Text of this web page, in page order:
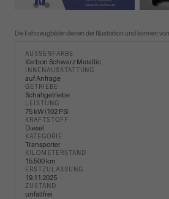
Die Fahrzeugbilder dienen der Illustration und können
AUSSENFARBE
Karbon Schwarz Metallic
INNENAUSSTATTUNG
auf Anfrage
GETRIEBE
Schaltgetriebe
LEISTUNG
75 kW (102 PS)
KRAFTSTOFF
Diesel
KATEGORIE
Transporter
KILOMETERSTAND
15.500 km
ERSTZULASSUNG
19.11.2025
ZUSTAND
unfallfrei